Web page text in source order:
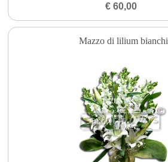
€ 60,00
Mazzo di lilium bianchi